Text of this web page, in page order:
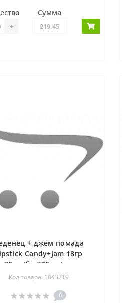
+
Сумма
+ джем помада
Candy+Jam 18гр
30шт/бл 720шт/ящ
Код товара: 1043219
0